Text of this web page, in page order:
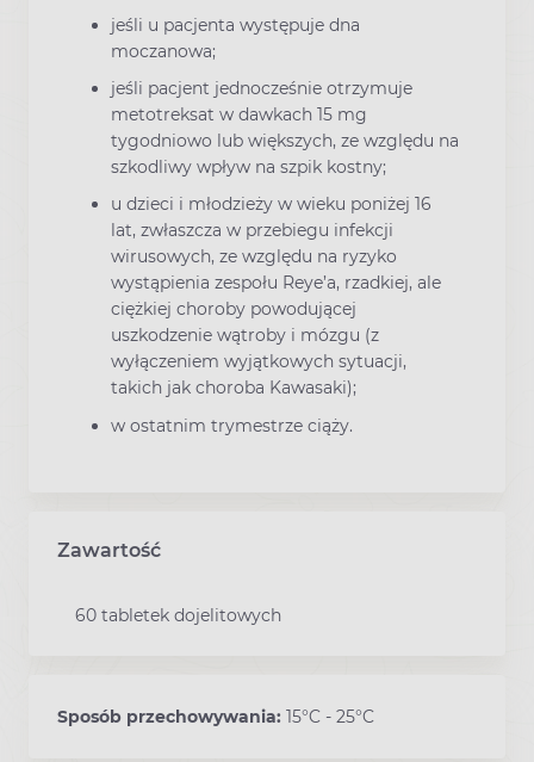
jeśli u pacjenta występuje dna
moczanowa;
jeśli pacjent jednocześnie otrzymuje
metotreksat w dawkach 15 mg
tygodniowo lub większych, ze względu na
szkodliwy wpływ na szpik kostny;
u dzieci i młodzieży w wieku poniżej 16
lat, zwłaszcza w przebiegu infekcji
wirusowych, ze względu na ryzyko
wystąpienia zespołu Reye’a, rzadkiej, ale
ciężkiej choroby powodującej
uszkodzenie wątroby i mózgu (z
wyłączeniem wyjątkowych sytuacji,
takich jak choroba Kawasaki);
w ostatnim trymestrze ciąży.
Zawartość
60 tabletek dojelitowych
Sposób przechowywania: 15°C - 25°C